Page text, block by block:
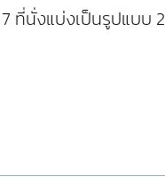
ที่นั่งแบ่งเป็นรูปแบบ